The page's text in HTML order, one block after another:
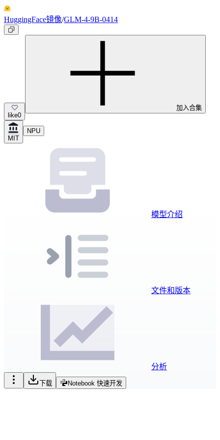
HuggingFace镜像/GLM-4-9B-0414
like0
加入合集
MIT
NPU
模型介绍
文件和版本
分析
下载 Notebook 快速开发